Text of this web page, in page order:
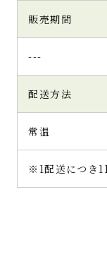
販売期間
---
配送方法
常温
※1配送につき